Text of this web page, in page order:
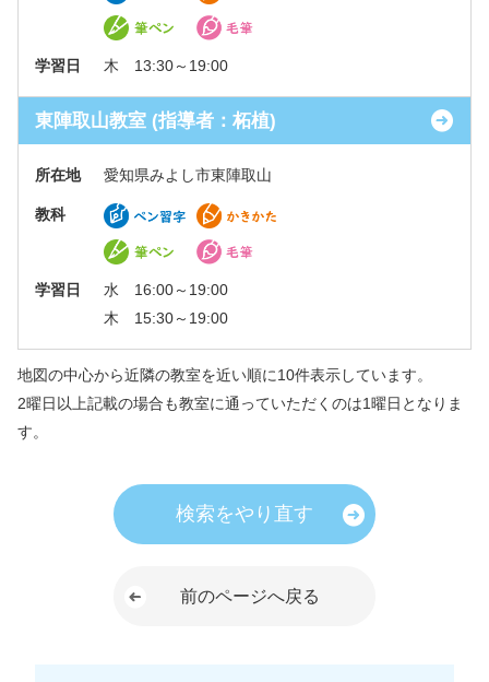
学習日 木 13:30～19:00
東陣取山教室 (指導者：柘植)
所在地 愛知県みよし市東陣取山
教科
学習日
水 16:00～19:00
木 15:30～19:00
地図の中心から近隣の教室を近い順に10件表示しています。
2曜日以上記載の場合も教室に通っていただくのは1曜日となりま
す。
検索をやり直す
前のページへ戻る